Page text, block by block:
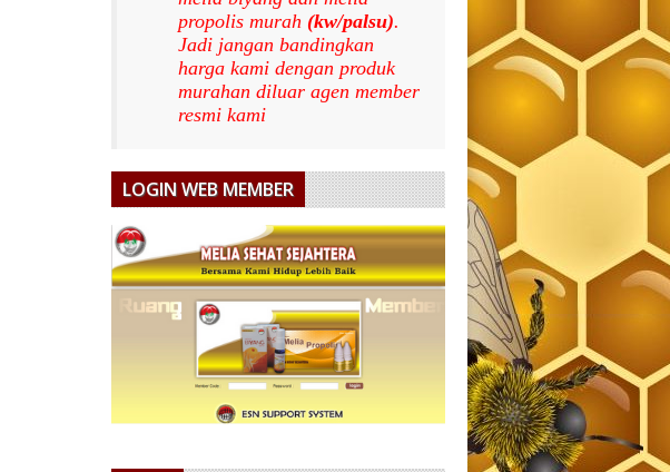
propolis murah (kw/palsu).
Jadi jangan bandingkan
harga kami dengan produk
murahan diluar agen member
resmi kami
LOGIN WEB MEMBER